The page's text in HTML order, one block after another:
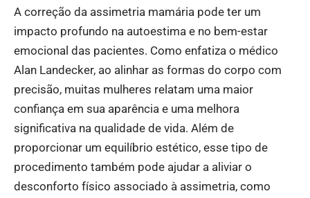
A correção da assimetria mamária pode ter um
impacto profundo na autoestima e no bem-estar
emocional das pacientes. Como enfatiza o médico
Alan Landecker, ao alinhar as formas do corpo com
precisão, muitas mulheres relatam uma maior
confiança em sua aparência e uma melhora
significativa na qualidade de vida. Além de
proporcionar um equilíbrio estético, esse tipo de
procedimento também pode ajudar a aliviar o
desconforto físico associado à assimetria, como